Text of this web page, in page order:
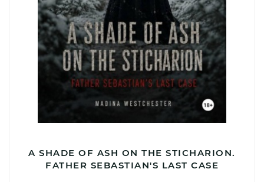
A SHADE OF ASH ON THE STICHARION.
FATHER SEBASTIAN'S LAST CASE